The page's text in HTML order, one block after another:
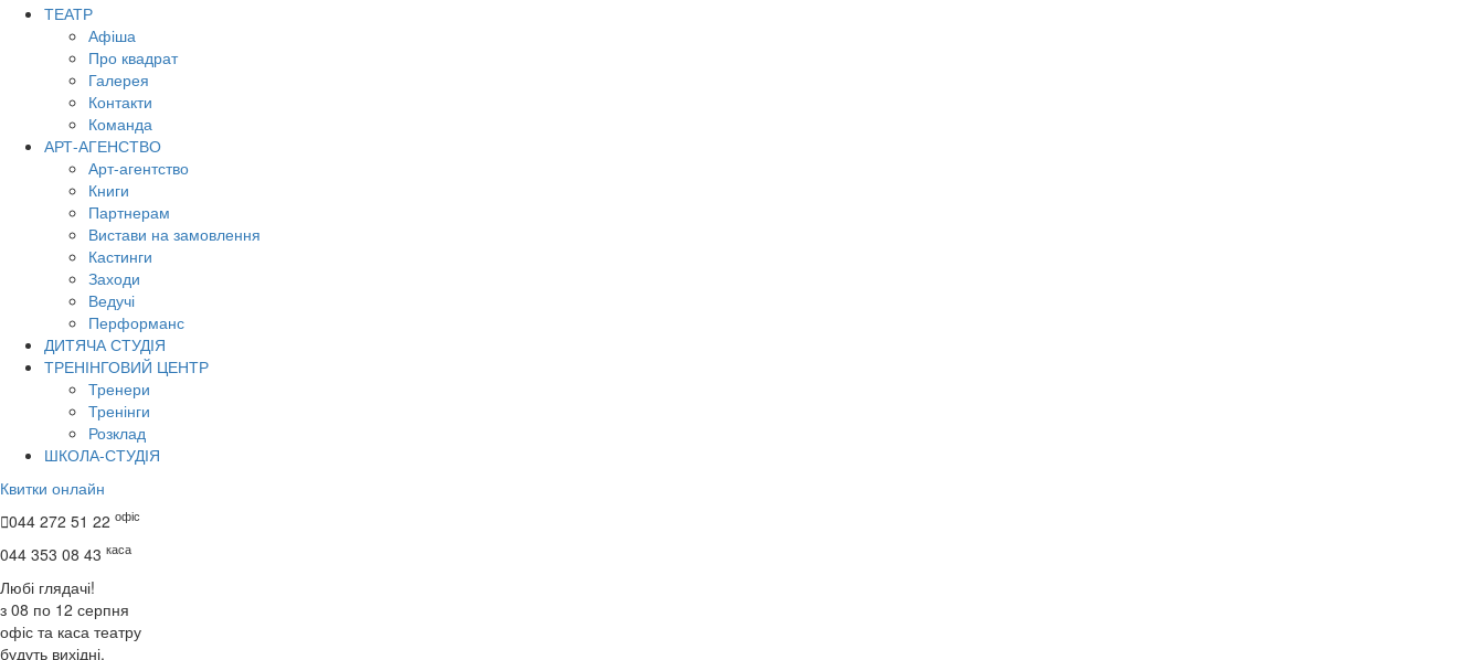
ТЕАТР
Афіша
Про квадрат
Галерея
Контакти
Команда
АРТ-АГЕНСТВО
Арт-агентство
Книги
Партнерам
Вистави на замовлення
Кастинги
Заходи
Ведучі
Перформанс
ДИТЯЧА СТУДІЯ
ТРЕНІНГОВИЙ ЦЕНТР
Тренери
Тренінги
Розклад
ШКОЛА-СТУДІЯ
Квитки онлайн
044 272 51 22 офіс
044 353 08 43 каса
Любі глядачі!
з 08 по 12 серпня
офіс та каса театру
будуть вихідні.